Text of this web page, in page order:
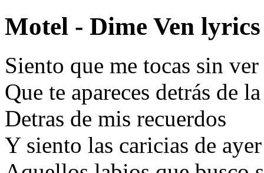
Motel - Dime Ven lyrics
Siento que me tocas sin ver
Que te apareces detrás de
Detras de mis recuerdos
Y siento las caricias de ayer